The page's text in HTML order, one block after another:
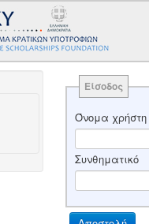
Είσοδος
Όνομα χρήστη
Συνθηματικό